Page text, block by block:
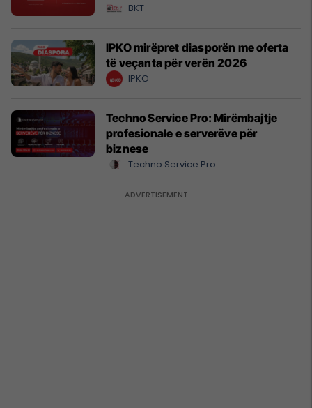
BKT
IPKO mirëpret diasporën me oferta
të veçanta për verën 2026
IPKO
Techno Service Pro: Mirëmbajtje
profesionale e serverëve për
biznese
Techno Service Pro